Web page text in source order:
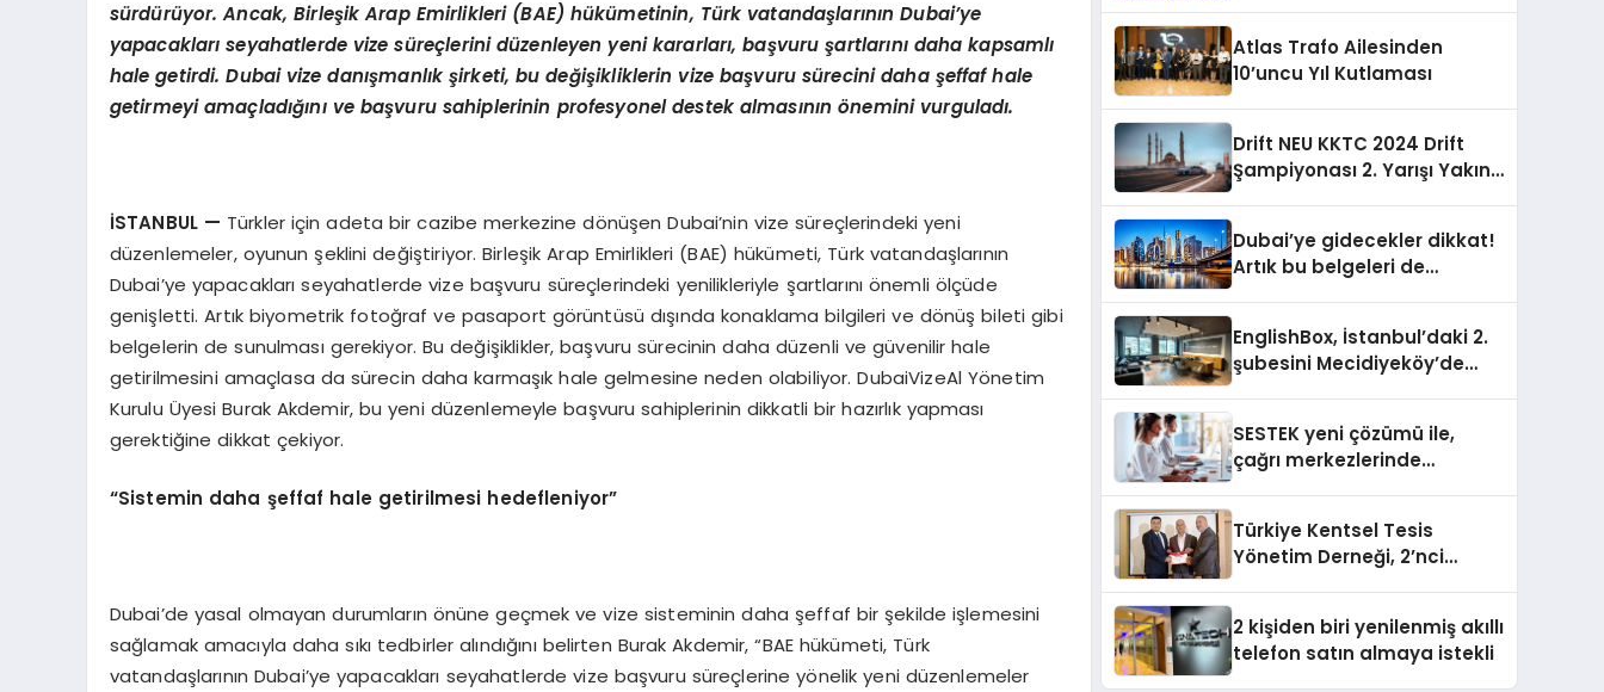
sürdürüyor. Ancak, Birleşik Arap Emirlikleri (BAE) hükümetinin, Türk vatandaşlarının Dubai’ye
yapacakları seyahatlerde vize süreçlerini düzenleyen yeni kararları, başvuru şartlarını daha kapsamlı
hale getirdi. Dubai vize danışmanlık şirketi, bu değişikliklerin vize başvuru sürecini daha şeffaf hale
getirmeyi amaçladığını ve başvuru sahiplerinin profesyonel destek almasınınönemini vurguladı.
İSTANBUL — Türkler için adeta bir cazibe merkezine dönüşen Dubai’nin vize süreçlerindeki yeni
düzenlemeler, oyunun şeklini değiştiriyor. Birleşik Arap Emirlikleri (BAE) hükümeti, Türk vatandaşlarının
Dubai’ye yapacakları seyahatlerde vize başvuru süreçlerindeki yenilikleriyle şartlarını önemli ölçüde
genişletti. Artık biyometrik fotoğraf ve pasaport görüntüsü dışında konaklama bilgileri ve dönüş bileti gibi
belgelerin de sunulması gerekiyor. Bu değişiklikler, başvuru sürecinin daha düzenli ve güvenilir hale
getirilmesini amaçlasa da sürecin daha karmaşık hale gelmesine neden olabiliyor. DubaiVizeAl Yönetim
Kurulu Üyesi Burak Akdemir, bu yeni düzenlemeyle başvuru sahiplerinin dikkatli bir hazırlık yapması
gerektiğine dikkat çekiyor.
“Sistemin daha şeffaf hale getirilmesi hedefleniyor”
Dubai’de yasal olmayan durumların önüne geçmek ve vize sisteminin daha şeffaf bir şekilde işlemesini
sağlamak amacıyla daha sıkı tedbirler alındığını belirten Burak Akdemir, “BAE hükümeti, Türk
vatandaşlarının Dubai’ye yapacakları seyahatlerde vize başvuru süreçlerine yönelik yeni düzenlemeler
Atlas Trafo Ailesinden
10’uncu Yıl Kutlaması
Drift NEU KKTC 2024 Drift
Şampiyonası 2. Yarışı Yakın
Dubai’ye gidecekler dikkat!
Artık bu belgeleri de
EnglishBox, İstanbul’daki 2.
şubesini Mecidiyeköy’de
SESTEK yeni çözümü ile,
çağrı merkezlerinde
Türkiye Kentsel Tesis
Yönetim Derneği, 2’nci
2 kişiden biri yenilenmiş akıllı
telefon satın almaya istekli